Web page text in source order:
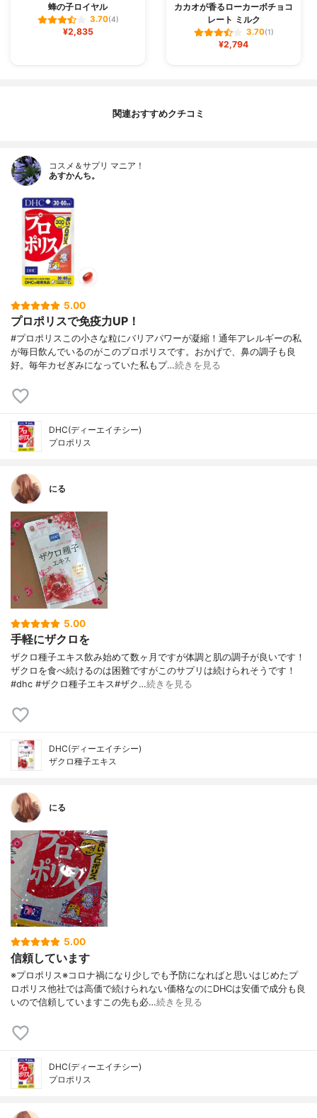
蜂の子ロイヤル
3.70(4)
¥2,835
カカオが香るローカーボチョコ
レート ミルク
3.70(1)
¥2,794
関連おすすめクチコミ
コスメ＆サプリ マニア！
あすかんち。
5.00
プロポリスで免疫力UP！
#プロポリスこの小さな粒にバリアパワーが凝縮！通年アレルギーの私
が毎日飲んでいるのがこのプロポリスです。おかげで、鼻の調子も良
好。毎年カゼぎみになっていた私もプ…続きを見る
DHC(ディーエイチシー)
プロポリス
にる
5.00
手軽にザクロを
ザクロ種子エキス飲み始めて数ヶ月ですが体調と肌の調子が良いです！
ザクロを食べ続けるのは困難ですがこのサプリは続けられそうです！
#dhc #ザクロ種子エキス#ザク…続きを見る
DHC(ディーエイチシー)
ザクロ種子エキス
にる
5.00
信頼しています
※プロポリス※コロナ禍になり少しでも予防になればと思いはじめたプ
ロポリス他社では高価で続けられない価格なのにDHCは安価で成分も良
いので信頼していますこの先も必…続きを見る
DHC(ディーエイチシー)
プロポリス